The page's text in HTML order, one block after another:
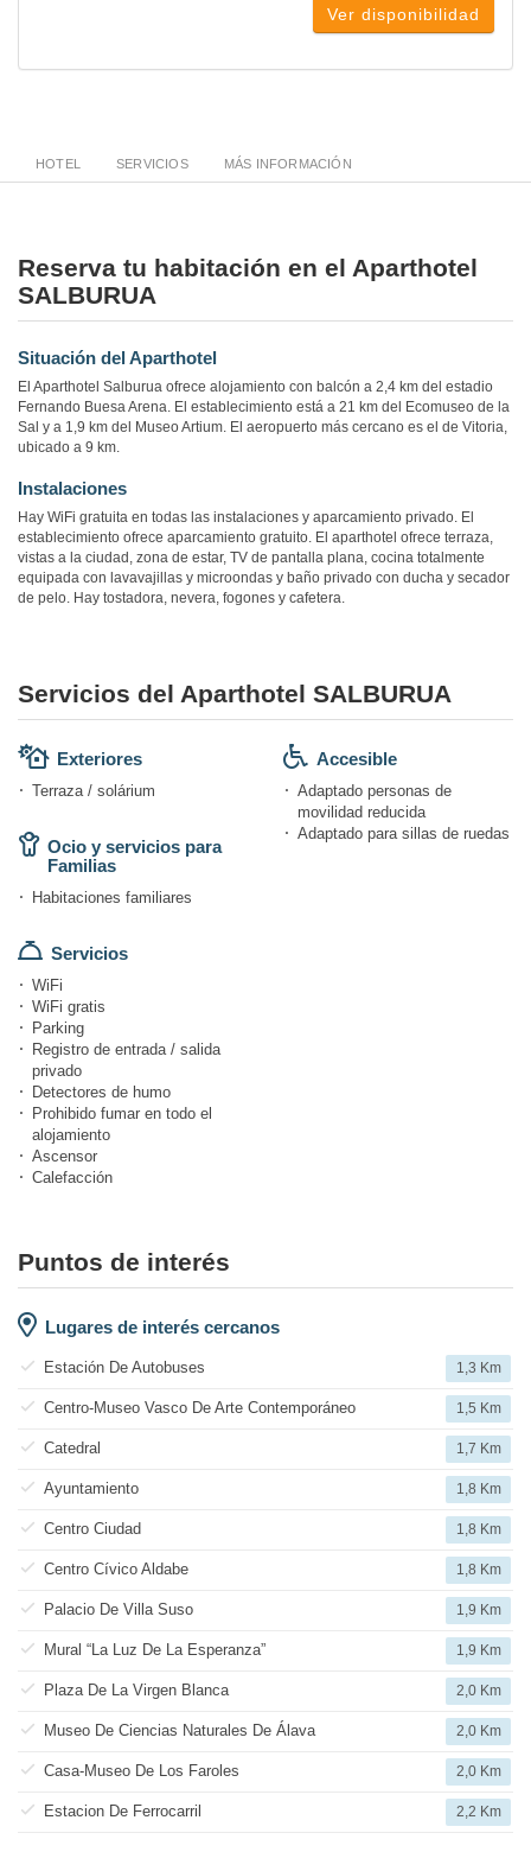
Ver disponibilidad
HOTEL SERVICIOS MÁS INFORMACIÓN
Reserva tu habitación en el Aparthotel
SALBURUA
Situación del Aparthotel
El Aparthotel Salburua ofrece alojamiento con balcón a 2,4 km del estadio
Fernando Buesa Arena. El establecimiento está a 21 km del Ecomuseo de la
Sal y a 1,9 km del Museo Artium. El aeropuerto más cercano es el de Vitoria,
ubicado a 9 km.
Instalaciones
Hay WiFi gratuita en todas las instalaciones y aparcamiento privado. El
establecimiento ofrece aparcamiento gratuito. El aparthotel ofrece terraza,
vistas a la ciudad, zona de estar, TV de pantalla plana, cocina totalmente
equipada con lavavajillas y microondas y baño privado con ducha y secador
de pelo. Hay tostadora, nevera, fogones y cafetera.
Servicios del Aparthotel SALBURUA
Exteriores
Terraza / solárium
Ocio y servicios para
Familias
Habitaciones familiares
Servicios
WiFi
WiFi gratis
Parking
Registro de entrada / salida
privado
Detectores de humo
Prohibido fumar en todo el
alojamiento
Ascensor
Calefacción
Accesible
Adaptado personas de
movilidad reducida
Adaptado para sillas de ruedas
Puntos de interés
Lugares de interés cercanos
Estación De Autobuses 1,3 Km
Centro-Museo Vasco De Arte Contemporáneo 1,5 Km
Catedral 1,7 Km
Ayuntamiento 1,8 Km
Centro Ciudad 1,8 Km
Centro Cívico Aldabe 1,8 Km
Palacio De Villa Suso 1,9 Km
Mural “La Luz De La Esperanza” 1,9 Km
Plaza De La Virgen Blanca 2,0 Km
Museo De Ciencias Naturales De Álava 2,0 Km
Casa-Museo De Los Faroles 2,0 Km
Estacion De Ferrocarril 2,2 Km